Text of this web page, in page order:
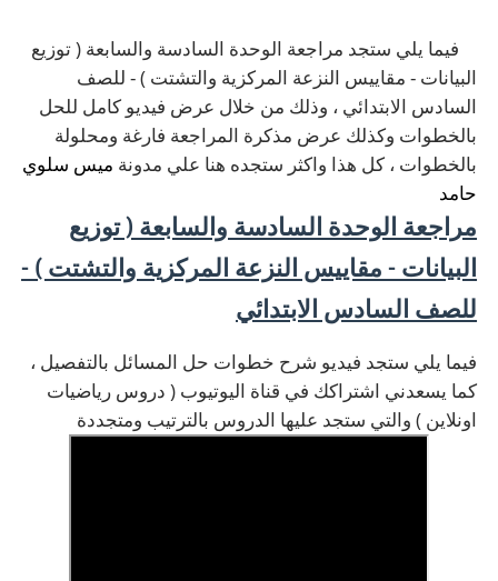
فيما يلي ستجد مراجعة الوحدة السادسة والسابعة ( توزيع
البيانات - مقاييس النزعة المركزية والتشتت ) - للصف
السادس الابتدائي ، وذلك من خلال عرض فيديو كامل للحل
بالخطوات وكذلك عرض مذكرة المراجعة فارغة ومحلولة
بالخطوات ، كل هذا واكثر ستجده هنا علي مدونة ميس سلوي
حامد
مراجعة الوحدة السادسة والسابعة ( توزيع
البيانات - مقاييس النزعة المركزية والتشتت ) -
للصف السادس الابتدائي
فيما يلي ستجد فيديو شرح خطوات حل المسائل بالتفصيل ،
كما يسعدني اشتراكك في قناة اليوتيوب ( دروس رياضيات
اونلاين ) والتي ستجد عليها الدروس بالترتيب ومتجددة